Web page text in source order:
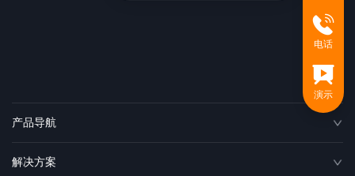
产品导航
解决方案
电话
演示